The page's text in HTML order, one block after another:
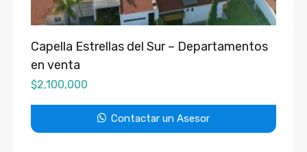
Capella Estrellas del Sur – Departamentos
en venta
$2,100,000
Contactar un Asesor